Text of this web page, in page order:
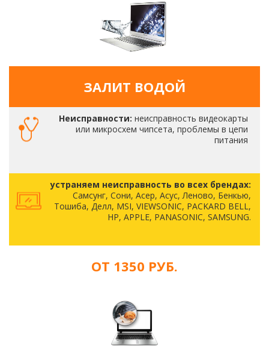
ЗАЛИТ ВОДОЙ
Неисправности: неисправность видеокарты
или микросхем чипсета, проблемы в цепи
питания
устраняем неисправность во всех брендах:
Самсунг, Сони, Асер, Асус, Леново, Бенкью,
Тошиба, Делл, MSI, VIEWSONIC, PACKARD BELL,
HP, APPLE, PANASONIC, SAMSUNG.
ОТ 1350 РУБ.